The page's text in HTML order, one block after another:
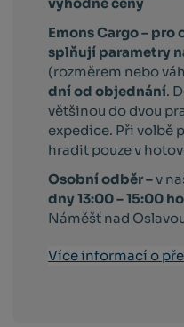
Emons Cargo – pro
splňují parametry
(rozměrem nebo
dní od objednání.
většinou do dvou
expedice. Při volbě
hradit pouze v
Osobní odběr –v
dny 13:00 – 15:00
Náměšť nad
Více informací o